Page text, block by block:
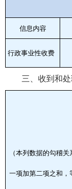
信息内容
行政事业性收费
三、收到和
（本列数据的勾稽
一项加第二项之和，